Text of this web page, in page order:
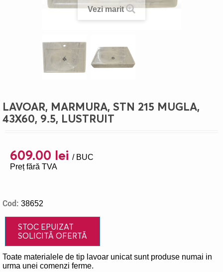
Vezi marit
LAVOAR, MARMURA, STN 215 MUGLA,
43X60, 9.5, LUSTRUIT
609.00 lei / BUC
Preț fără TVA
Cod: 38652
STOC EPUIZAT
SOLICITĂ OFERTĂ
Toate materialele de tip lavoar unicat sunt produse numai in
urma unei comenzi ferme.